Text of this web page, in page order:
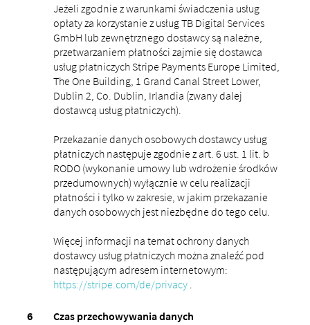
Jeżeli zgodnie z warunkami świadczenia usług
opłaty za korzystanie z usług TB Digital Services
GmbH lub zewnętrznego dostawcy są należne,
przetwarzaniem płatności zajmie się dostawca
usług płatniczych Stripe Payments Europe Limited,
The One Building, 1 Grand Canal Street Lower,
Dublin 2, Co. Dublin, Irlandia (zwany dalej
dostawcą usług płatniczych).
Przekazanie danych osobowych dostawcy usług
płatniczych następuje zgodnie z art. 6 ust. 1 lit. b
RODO (wykonanie umowy lub wdrożenie środków
przedumownych) wyłącznie w celu realizacji
płatności i tylko w zakresie, w jakim przekazanie
danych osobowych jest niezbędne do tego celu.
Więcej informacji na temat ochrony danych
dostawcy usług płatniczych można znaleźć pod
następującym adresem internetowym:
https://stripe.com/de/privacy.
Czas przechowywania danych